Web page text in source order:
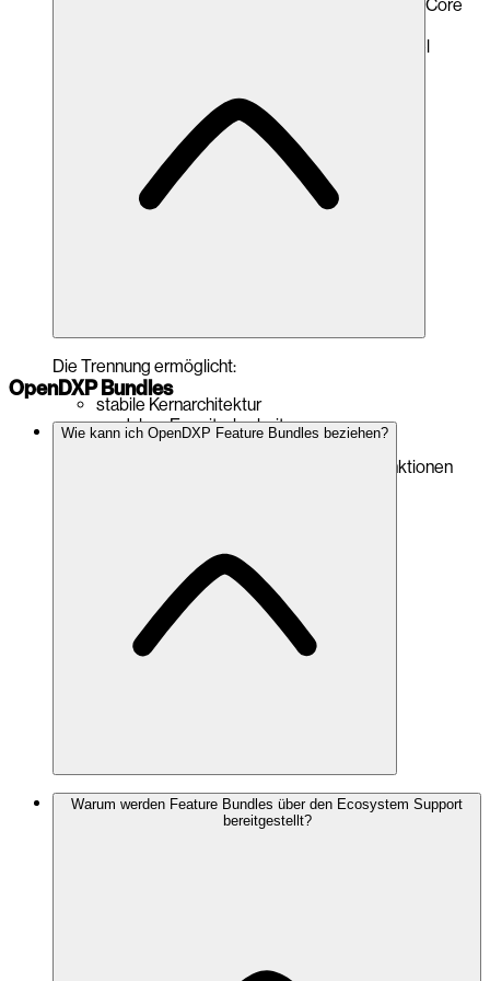
Bundles sind bewusst modular aufgebaut und vom Core
So bleibt die Architektur klar strukturiert und flexibel
Die Trennung ermöglicht:
stabile Kernarchitektur
modulare Erweiterbarkeit
saubere Versionierung
gezielte Weiterentwicklung einzelner Funktionen
OpenDXP Bundles
Wie kann ich OpenDXP Feature Bundles beziehen?
Die OpenDXP Feature Bundles können im Rahmen des
OpenDXP Ecosystem Supports bezogen werden.
Warum werden Feature Bundles über den Ecosystem Support
bereitgestellt?